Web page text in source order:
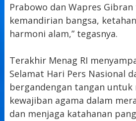
Prabowo dan Wapres
kemandirian bangsa,
harmoni alam,” tegasnya.
Terakhir Menag RI
Selamat Hari Pers Nasional
bergandengan tangan untuk
kewajiban agama dalam
dan menjaga katahanan